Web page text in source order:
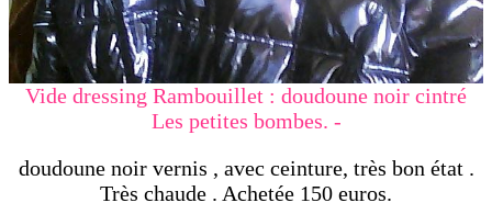
Vide dressing Rambouillet : doudoune noir cintré
Les petites bombes. -
doudoune noir vernis , avec ceinture, très bon état .
Très chaude . Achetée 150 euros.